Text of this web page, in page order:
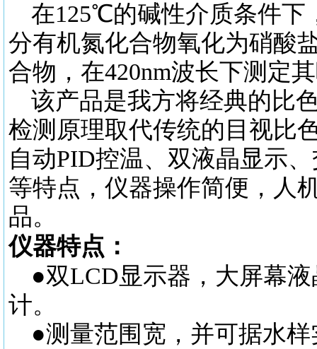
在125℃的碱性介质条件下
分有机氮化合物氧化为硝酸
合物，在420nm波长下测定
该产品是我方将经典的比
检测原理取代传统的目视比
自动PID控温、双液晶显示
等特点，仪器操作简便，人
品。
仪器特点：
●双LCD显示器，大屏幕
计。
●测量范围宽，并可据水